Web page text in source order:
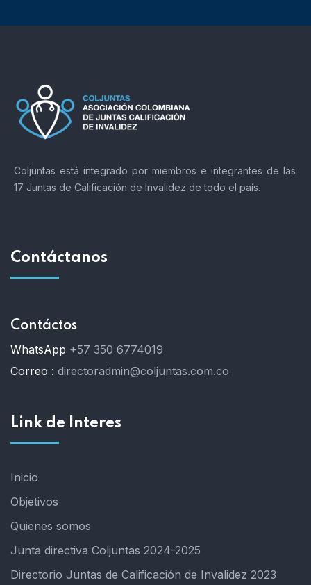
Coljuntas está integrado por miembros e integrantes de las
17 Juntas de Calificación de Invalidez de todo el país.
Contáctanos
Contáctos
WhatsApp +57 350 6774019
Correo : directoradmin@coljuntas.com.co
Link de Interes
Inicio
Objetivos
Quienes somos
Junta directiva Coljuntas 2024-2025
Directorio Juntas de Calificación de Invalidez 2023